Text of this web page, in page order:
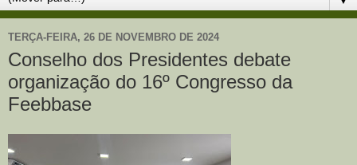
TERÇA-FEIRA, 26 DE NOVEMBRO DE 2024
Conselho dos Presidentes debate
organização do 16º Congresso da
Feebbase